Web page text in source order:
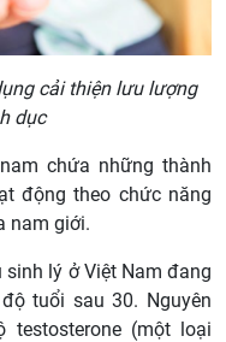
cải thiện lưu lượng
dục
chứa những thành
động theo chức năng
nam giới.
sinh lý ở Việt Nam đang
tuổi sau 30. Nguyên
(một loại